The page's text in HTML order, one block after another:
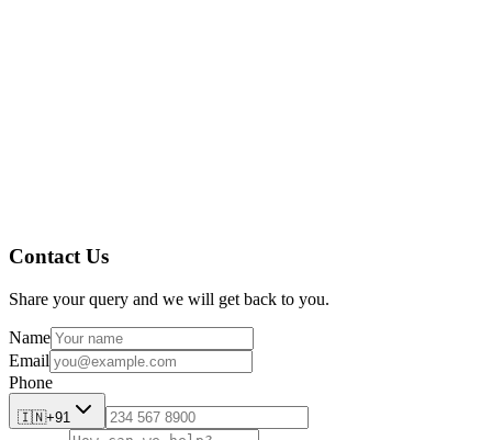
Contact Us
Share your query and we will get back to you.
Name
Email
Phone
🇮🇳+91